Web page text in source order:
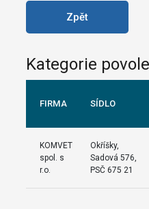
Zpět
Kategorie
FIRMA SÍDLO
KOMVET
spol. s
r.o.
Okříšky,
Sadová 576,
PSČ 675 21